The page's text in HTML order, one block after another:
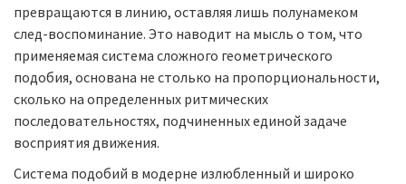
превращаются в линию, оставляя лишь полунамеком
след-воспоминание. Это наводит на мысль о том, что
применяемая система сложного геометрического
подобия, основана не столько на пропорциональности,
сколько на определенных ритмических
последовательностях, подчиненных единой задаче
восприятия движения.
Система подобий в модерне излюбленный и широко